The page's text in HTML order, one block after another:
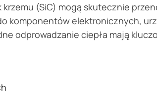
(SiC) mogą skutecznie
komponentów elektronicznych,
odprowadzanie ciepła mają